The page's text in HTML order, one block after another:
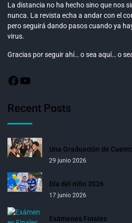
La distancia no ha hecho sino que nos
nunca. La revista echa a andar con el
pero seguirá dando pasos cuando ya
virus.
Gracias por seguir ahí… o sea aquí… o
Recent Posts
Una Graduación de
29 junio 2026
Día del niño 2026
17 junio 2026
Exámenes Finales